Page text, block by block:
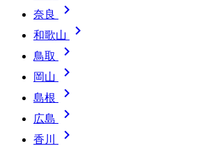
奈良 
和歌山 
鳥取 
岡山 
島根 
広島 
香川 